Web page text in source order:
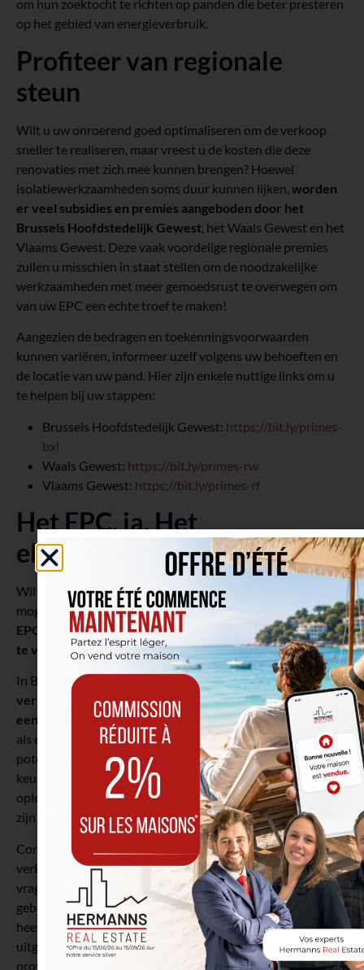
om hun zoektocht te richten op panden die beter presteren
op het gebied van energieverbruik.
Profiteer van regionale
steun
Wilt u uw onroerend goed optimaliseren om de verkoop
sneller te realiseren, maar vreest u de kosten die deze
renovaties met zich mee kunnen brengen? Hoewel
isolatiewerkzaamheden soms duur kunnen lijken, worden
er veel subsidies en premies aangeboden door het
Brussels Hoofdstedelijk Gewest, het Waals Gewest en het
Vlaams Gewest. Deze vaak voordelige regionale premies
zullen u misschien in staat stellen om de noodzakelijke
werkzaamheden met meer gemoedsrust te overwegen om
van uw EPC een echte troef te maken!
Aangezien de bedragen en toekenningsvoorwaarden
kunnen variëren, informeer uzelf volgens uw behoeften en
de locatie van uw pand. Hier zijn enkele nuttige links om u
te helpen bij uw stappen:
Brussels Hoofdstedelijk Gewest: https://bit.ly/primes-
bxl
Waals Gewest: https://bit.ly/primes-rw
Vlaams Gewest: https://bit.ly/primes-rf
Het EPC, ja. Het
elektriciteitscertificaat ook!
Wilt u alle kansen aan uw kant hebben om uw pand zo snel
mogelijk te verkopen?Naast het optimaliseren van uw
EPC, raden we u ook aan om de elektrische certificering
te verkrijgen.
In België
moet een niet-reglementair elektrisch netwerk
verplicht in overeenstemming worden gebracht binnen
een termijn van maximaal 18 maanden na aankoop.
Net
als een efficiënt EPC zal een conforme elektrische installatie
potentiële kopers geruststellen en hen sterken in hun
keuze. Een besparing op werkzaamheden die soms kan
oplopen tot 7.500€ zal voor velen inderdaad een voordeel
zijn dat niet over het hoofd mag worden gezien…
Concluderend, als u overweegt uw onroerend goed te
verkopen, vergeet dan niet om uw energie-audits aan te
vragen om het EPC en de elektrische certificering van uw
gebouw te verkrijgen. Ten slotte, als u al een EPC-certificaat
heeft maar sindsdien isolatiewerkzaamheden heeft
uitgevoerd, raden we u aan het te laten actualiseren om te
profiteren van een meer verkoopbare energieclassificatie.